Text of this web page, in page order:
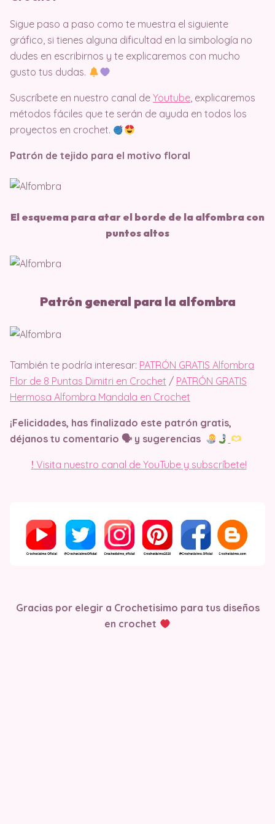
Sigue paso a paso como te muestra el siguiente
gráfico, si tienes alguna dificultad en la simbología no
dudes en escribirnos y te explicaremos con mucho
gusto tus dudas.
Suscríbete en nuestro canal de Youtube, explicaremos
métodos fáciles que te serán de ayuda en todos los
proyectos en crochet.
Patrón de tejido para el motivo floral
El esquema para atar el borde de la alfombra con
puntos altos
Patrón general para la alfombra
También te podría interesar: PATRÓN GRATIS Alfombra
Flor de 8 Puntas Dimitri en Crochet / PATRÓN GRATIS
Hermosa Alfombra Mandala en Crochet
¡Felicidades, has finalizado este patrón gratis,
déjanos tu comentario 🗣 y sugerencias
! Visita nuestro canal de YouTube y subscríbete!
Gracias por elegir a Crochetisimo para tus diseños
en crochet